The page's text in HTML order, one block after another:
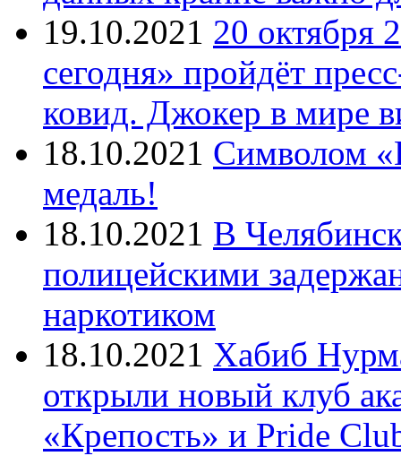
19.10.2021 20 октября
сегодня» пройдёт
ковид. Джокер в мире
18.10.2021 Символом
медаль!
18.10.2021 В
полицейскими
наркотиком
18.10.2021 Хабиб
открыли новый клуб
«Крепость» и Pride